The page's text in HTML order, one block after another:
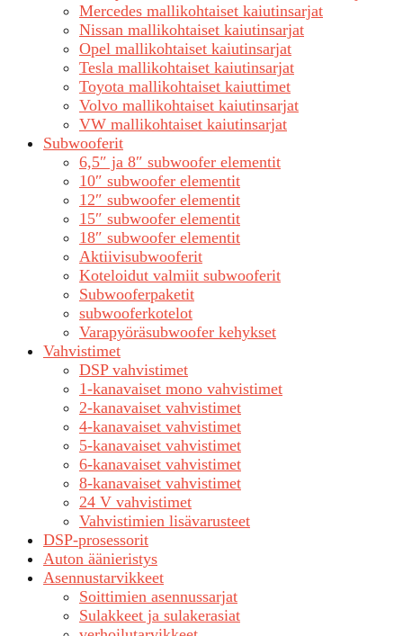
Mercedes mallikohtaiset kaiutinsarjat
Nissan mallikohtaiset kaiutinsarjat
Opel mallikohtaiset kaiutinsarjat
Tesla mallikohtaiset kaiutinsarjat
Toyota mallikohtaiset kaiuttimet
Volvo mallikohtaiset kaiutinsarjat
VW mallikohtaiset kaiutinsarjat
Subwooferit
6,5″ ja 8″ subwoofer elementit
10″ subwoofer elementit
12″ subwoofer elementit
15″ subwoofer elementit
18″ subwoofer elementit
Aktiivisubwooferit
Koteloidut valmiit subwooferit
Subwooferpaketit
subwooferkotelot
Varapyöräsubwoofer kehykset
Vahvistimet
DSP vahvistimet
1-kanavaiset mono vahvistimet
2-kanavaiset vahvistimet
4-kanavaiset vahvistimet
5-kanavaiset vahvistimet
6-kanavaiset vahvistimet
8-kanavaiset vahvistimet
24 V vahvistimet
Vahvistimien lisävarusteet
DSP-prosessorit
Auton äänieristys
Asennustarvikkeet
Soittimien asennussarjat
Sulakkeet ja sulakerasiat